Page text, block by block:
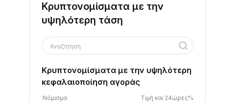
Κρυπτονομίσματα με την
υψηλότερη τάση
Αναζήτηση
Κρυπτονομίσματα με την υψηλότερη
κεφαλαιοποίηση αγοράς
Νόμισμα Τιμή και 24ώρες%